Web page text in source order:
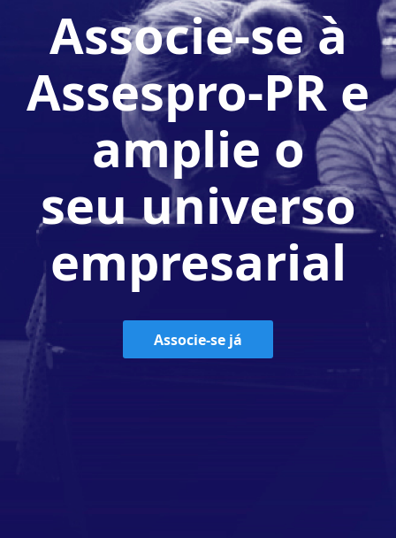
Associe-se à
Assespro-PR e
amplie o
seu universo
empresarial
Associe-se já